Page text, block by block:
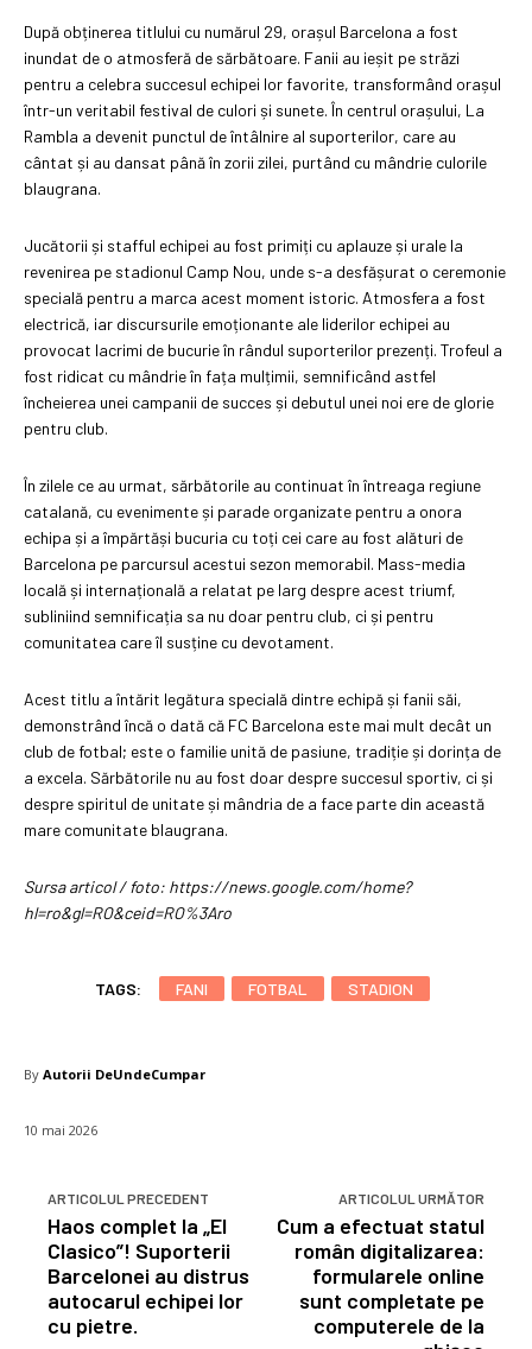
După obținerea titlului cu numărul 29, orașul Barcelona a fost
inundat de o atmosferă de sărbătoare. Fanii au ieșit pe străzi
pentru a celebra succesul echipei lor favorite, transformând orașul
într-un veritabil festival de culori și sunete. În centrul orașului, La
Rambla a devenit punctul de întâlnire al suporterilor, care au
cântat și au dansat până în zorii zilei, purtând cu mândrie culorile
blaugrana.
Jucătorii și stafful echipei au fost primiți cu aplauze și urale la
revenirea pe stadionul Camp Nou, unde s-a desfășurat o ceremonie
specială pentru a marca acest moment istoric. Atmosfera a fost
electrică, iar discursurile emoționante ale liderilor echipei au
provocat lacrimi de bucurie în rândul suporterilor prezenți. Trofeul a
fost ridicat cu mândrie în fața mulțimii, semnificând astfel
încheierea unei campanii de succes și debutul unei noi ere de glorie
pentru club.
În zilele ce au urmat, sărbătorile au continuat în întreaga regiune
catalană, cu evenimente și parade organizate pentru a onora
echipa și a împărtăși bucuria cu toți cei care au fost alături de
Barcelona pe parcursul acestui sezon memorabil. Mass-media
locală și internațională a relatat pe larg despre acest triumf,
subliniind semnificația sa nu doar pentru club, ci și pentru
comunitatea care îl susține cu devotament.
Acest titlu a întărit legătura specială dintre echipă și fanii săi,
demonstrând încă o dată că FC Barcelona este mai mult decât un
club de fotbal; este o familie unită de pasiune, tradiție și dorința de
a excela. Sărbătorile nu au fost doar despre succesul sportiv, ci și
despre spiritul de unitate și mândria de a face parte din această
mare comunitate blaugrana.
Sursa articol / foto: https://news.google.com/home?
hl=ro&gl=RO&ceid=RO%3Aro
TAGS: FANI FOTBAL STADION
By Autorii DeUndeCumpar
10 mai 2026
ARTICOLUL PRECEDENT
Haos complet la „El
Clasico”! Suporterii
Barcelonei au distrus
autocarul echipei lor
cu pietre.
ARTICOLUL URMĂTOR
Cum a efectuat statul
român digitalizarea:
formularele online
sunt completate pe
computerele de la